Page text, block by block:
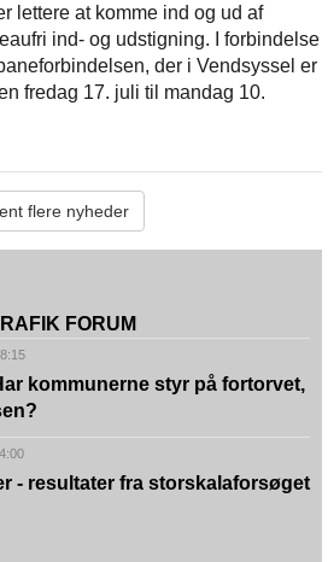
lettere at komme ind og ud af
ind- og udstigning. I forbindelse
der i Vendsyssel er
fredag 17. juli til mandag 10.
flere nyheder
FORUM
kommunerne styr på fortorvet,
- resultater fra storskalaforsøget